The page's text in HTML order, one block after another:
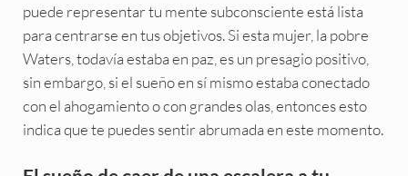
puede representar tu mente subconsciente está lista
para centrarse en tus objetivos. Si esta mujer, la pobre
Waters, todavía estaba en paz, es un presagio positivo,
sin embargo, si el sueño en sí mismo estaba conectado
con el ahogamiento o con grandes olas, entonces esto
indica que te puedes sentir abrumada en este momento.